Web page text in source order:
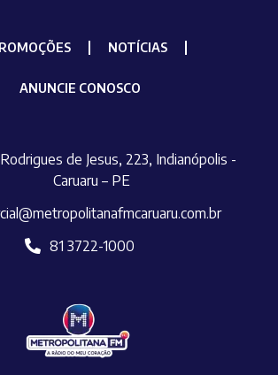
NOTÍCIAS
ANUNCIE CONOSCO
de Jesus, 223, Indianópolis -
Caruaru – PE
81 3722-1000